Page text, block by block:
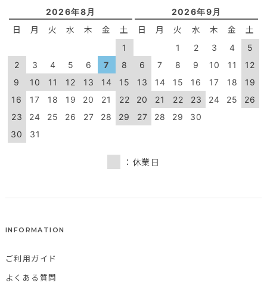
2026年8月
日 月 火 水 木 金 土
1
2
3 4 5 6 7
8
9
10 11 12 13 14
15
16
17 18 19 20 21
22
23
24 25 26 27 28
29
30
31
2026年9月
日 月 火 水 木 金 土
1 2 3 4
5
6
7 8 9 10 11
12
13
14 15 16 17 18
19
20
21 22 23 24 25
26
27
28 29 30
：休業日
INFORMATION
ご利用ガイド
よくある質問